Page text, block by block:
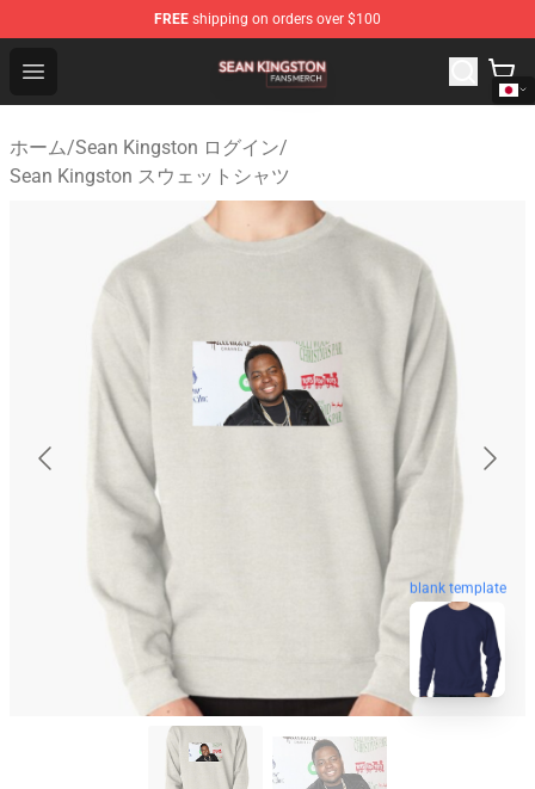
FREE shipping on orders over $100
Open menu
Sean Kingston Shop - Official Sean Kingston
ホーム/Sean Kingston ログイン/
Sean Kingston スウェットシャツ
blank template